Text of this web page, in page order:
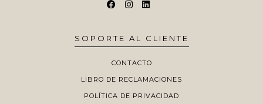
SOPORTE AL CLIENTE
CONTACTO
LIBRO DE RECLAMACIONES
POLÍTICA DE PRIVACIDAD